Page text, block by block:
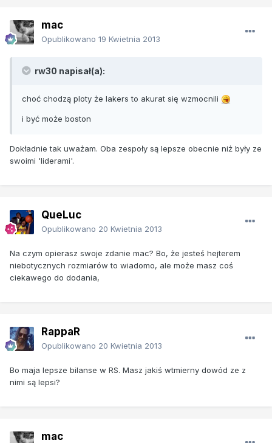
mac
Opublikowano 19 Kwietnia 2013
rw30 napisał(a):
choć chodzą ploty że lakers to akurat się wzmocnili
i być może boston
Dokładnie tak uważam. Oba zespoły są lepsze obecnie niż były ze
swoimi 'liderami'.
QueLuc
Opublikowano 20 Kwietnia 2013
Na czym opierasz swoje zdanie mac? Bo, że jesteś hejterem
niebotycznych rozmiarów to wiadomo, ale może masz coś
ciekawego do dodania,
RappaR
Opublikowano 20 Kwietnia 2013
Bo maja lepsze bilanse w RS. Masz jakiś wtmierny dowód ze z
nimi są lepsi?
mac